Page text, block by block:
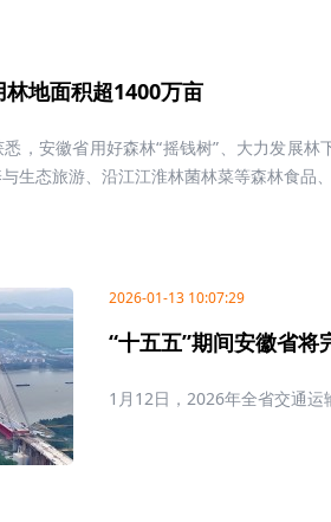
地面积超1400万亩
，安徽省用好森林“摇钱树”、大力发展
生态旅游、沿江江淮林菌林菜等森林食品
2026-01-13 10:07:29
“十五五”期间安徽省
1月12日，2026年全省交通